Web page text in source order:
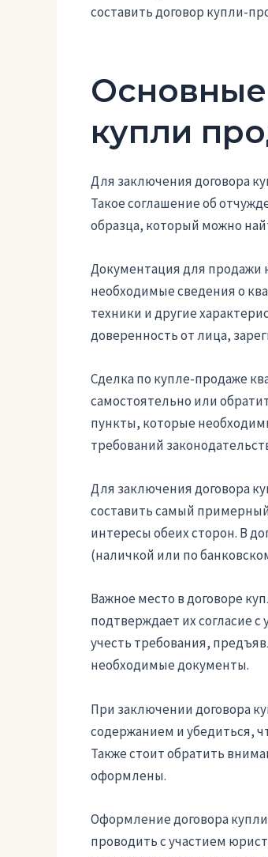
составить договор купли-
купли
Для заключения договора
Такое соглашение об
образца, который можно
Документация для продажи
необходимые сведения о
техники и другие
доверенность от лица,
Сделка по купле-продаже
самостоятельно или
пункты, которые
требований
Для заключения договора
составить самый
интересы обеих сторон. В
(наличкой или по
Важное место в договоре
подтверждает их согласие
учесть требования,
необходимые документы.
При заключении договора
содержанием и убедиться,
Также стоит обратить
оформлены.
Оформление договора
проводить с участием